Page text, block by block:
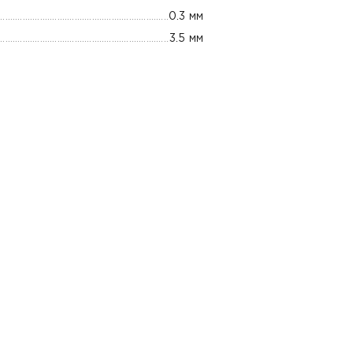
0.3 мм
3.5 мм